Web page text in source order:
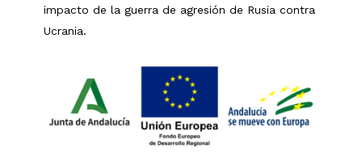
impacto de la guerra de agresión de Rusia contra
Ucrania.